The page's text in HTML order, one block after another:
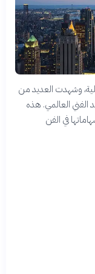
وشهدت العديد من
الفني العالمي. هذه
في الفن